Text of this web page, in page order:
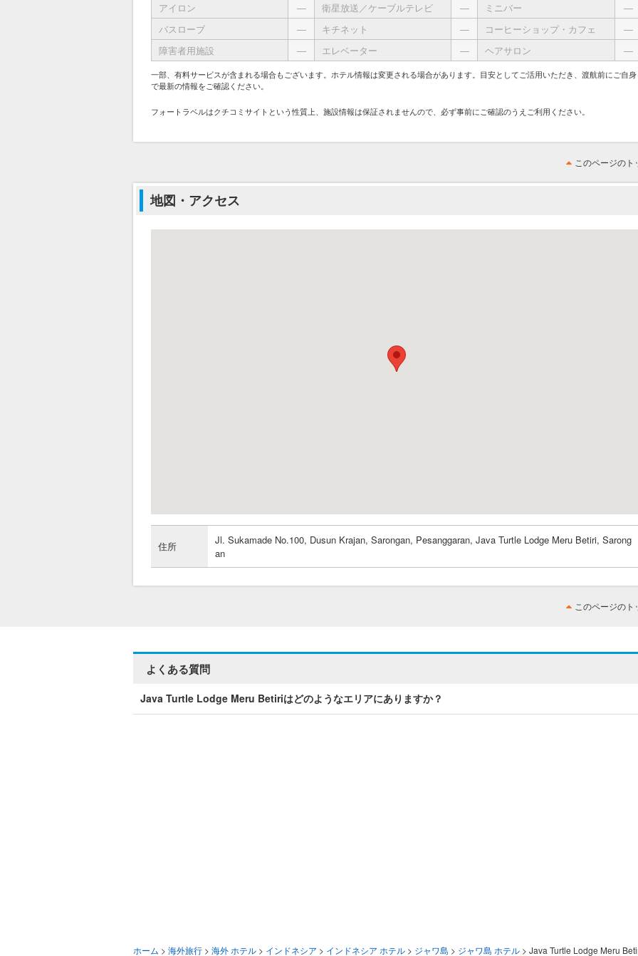
アイロン
― 衛星放送／ケーブルテレビ ― ミニバー
―
バスローブ
― キチネット ― コーヒーショップ・カフェ
―
障害者用施設
― エレベーター ― ヘアサロン ―
一部、有料サービスが含まれる場合もございます。ホテル情報は変更される場合があります。目安としてご活用いただき、渡航前にご自身
で最新の情報をご確認ください。
フォートラベルはクチコミサイトという性質上、施設情報は保証されませんので、必ず事前にご確認のうえご利用ください。
このページのト
地図・アクセス
住所
Jl. Sukamade No.100, Dusun Krajan, Sarongan, Pesanggaran, Java Turtle Lodge Meru Betiri, Sarong
an
このページのト
よくある質問
Java Turtle Lodge Meru Betiriはどのようなエリアにありますか？
ホーム > 海外旅行 > 海外 ホテル > インドネシア > インドネシア ホテル > ジャワ島 > ジャワ島 ホテル > Java Turtle Lodge Meru